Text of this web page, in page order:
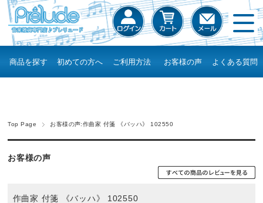
商品を探す 初めての方へ ご利用方法 お客様の声 よくある質問
Top Page お客様の声:作曲家 付箋 《バッハ》 102550
お客様の声
作曲家 付箋 《バッハ》 102550